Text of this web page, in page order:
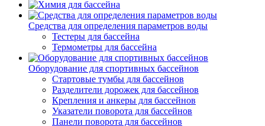
Средства для определения параметров воды
Тестеры для бассейна
Термометры для бассейна
Оборудование для спортивных бассейнов
Стартовые тумбы для бассейнов
Разделители дорожек для бассейнов
Крепления и анкеры для бассейнов
Указатели поворота для бассейнов
Панели поворота для бассейнов